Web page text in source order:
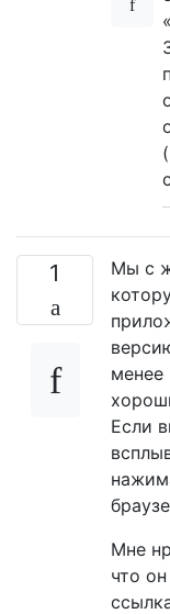
1 Мы с
менее
Если
Мне
что